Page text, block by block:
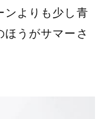
ンよりも少し青
うがサマーさ